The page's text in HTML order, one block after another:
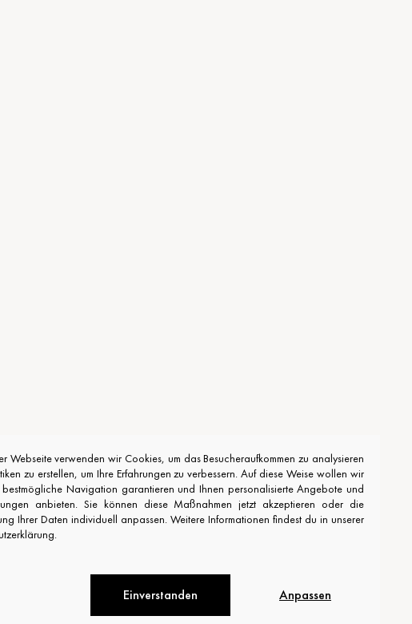
Webseite verwenden wir Cookies, um das Besucheraufkommen zu analysieren
zu erstellen, um Ihre Erfahrungen zu verbessern. Auf diese Weise wollen wir
Navigation garantieren und Ihnen personalisierte Angebote und
anbieten. Sie können diese Maßnahmen jetzt akzeptieren oder die
Ihrer Daten individuell anpassen. Weitere Informationen findest du in unserer
Einverstanden Anpassen